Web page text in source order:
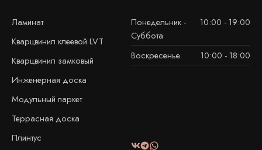
Ламинат
Кварцвинил клеевой LVT
Кварцвинил замковый
Инженерная доска
Модульный паркет
Террасная доска
Плинтус
Понедельник -
Суббота
10:00 - 19:00
Воскресенье 10:00 - 18:00